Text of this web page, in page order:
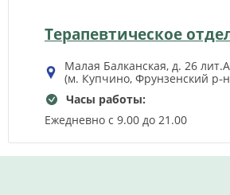
Терапевтическое
Малая Балканская, д. 26 лит.А
(м. Купчино, Фрунзенский
Часы работы:
Ежедневно с 9.00 до 21.00